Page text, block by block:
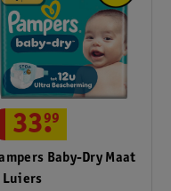
Baby-Dry Maat
Luiers
33.
99